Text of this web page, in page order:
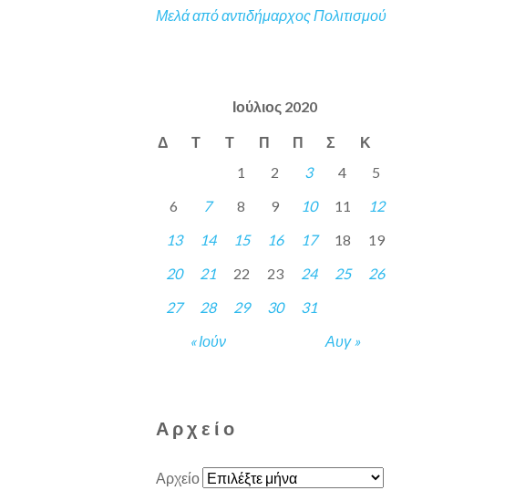
Μελά από αντιδήμαρχος Πολιτισμού
Ιούλιος 2020
Δ Τ Τ Π Π Σ Κ
« Ιούν Αυγ »
1 2 3 4
5
6
7 8 9 10 11
12
13
14 15 16 17 18
19
20
21 22 23 24 25
26
27
28 29 30 31
Αρχείο
Αρχείο